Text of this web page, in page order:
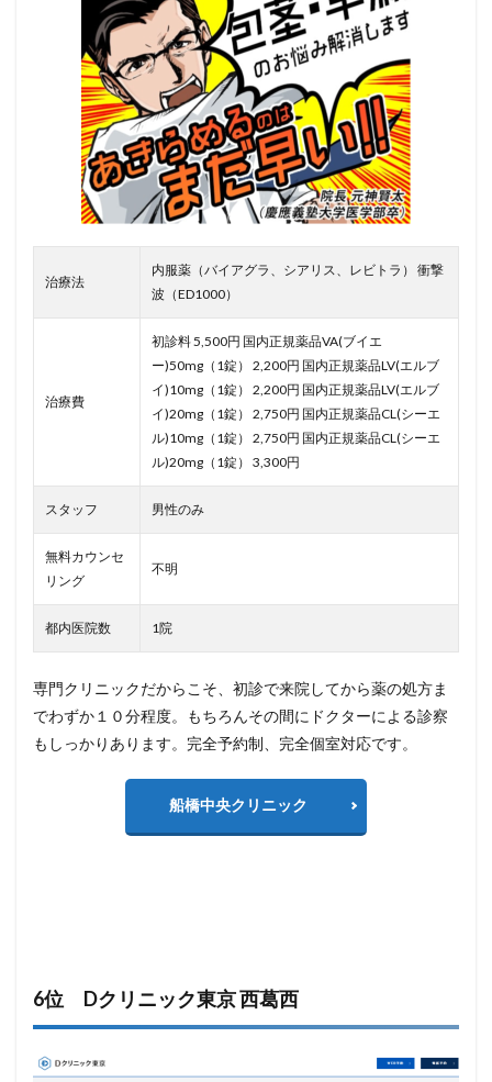
治療法
内服薬（バイアグラ、シアリス、レビトラ） 衝撃
波（ED1000）
治療費
初診料 5,500円 国内正規薬品VA(ブイエ
ー)50mg（1錠） 2,200円 国内正規薬品LV(エルブ
イ)10mg（1錠） 2,200円 国内正規薬品LV(エルブ
イ)20mg（1錠） 2,750円 国内正規薬品CL(シーエ
ル)10mg（1錠） 2,750円 国内正規薬品CL(シーエ
ル)20mg（1錠） 3,300円
スタッフ 男性のみ
無料カウンセ
リング
不明
都内医院数 1院
専門クリニックだからこそ、初診で来院してから薬の処方ま
でわずか１０分程度。もちろんその間にドクターによる診察
もしっかりあります。完全予約制、完全個室対応です。
船橋中央クリニック
6位 Dクリニック東京 西葛西